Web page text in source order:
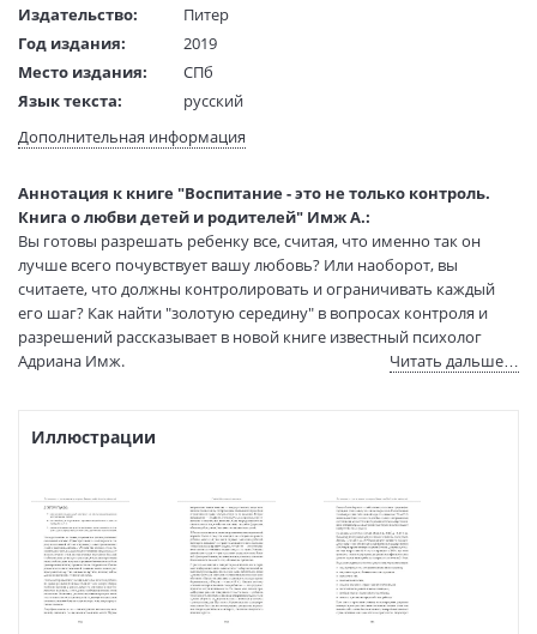
Издательство:
Питер
Год издания:
2019
Место издания:
СПб
Язык текста:
русский
Тип обложки:
Твердый переплет
Размеры в мм
(ДхШхВ):
210x145x24
Вес:
310 гр.
Страниц:
240
Тираж:
3000 экз.
Код товара:
50024322
Артикул:
126524310
Дополнительная информация
Аннотация к книге "Воспитание - это не только контроль.
Книга о любви детей и родителей" Имж А.:
Вы готовы разрешать ребенку все, считая, что именно так он
лучше всего почувствует вашу любовь? Или наоборот, вы
считаете, что должны контролировать и ограничивать каждый
его шаг? Как найти "золотую середину" в вопросах контроля и
разрешений рассказывает в новой книге известный психолог
Адриана Имж.
Читать дальше…
Иллюстрации